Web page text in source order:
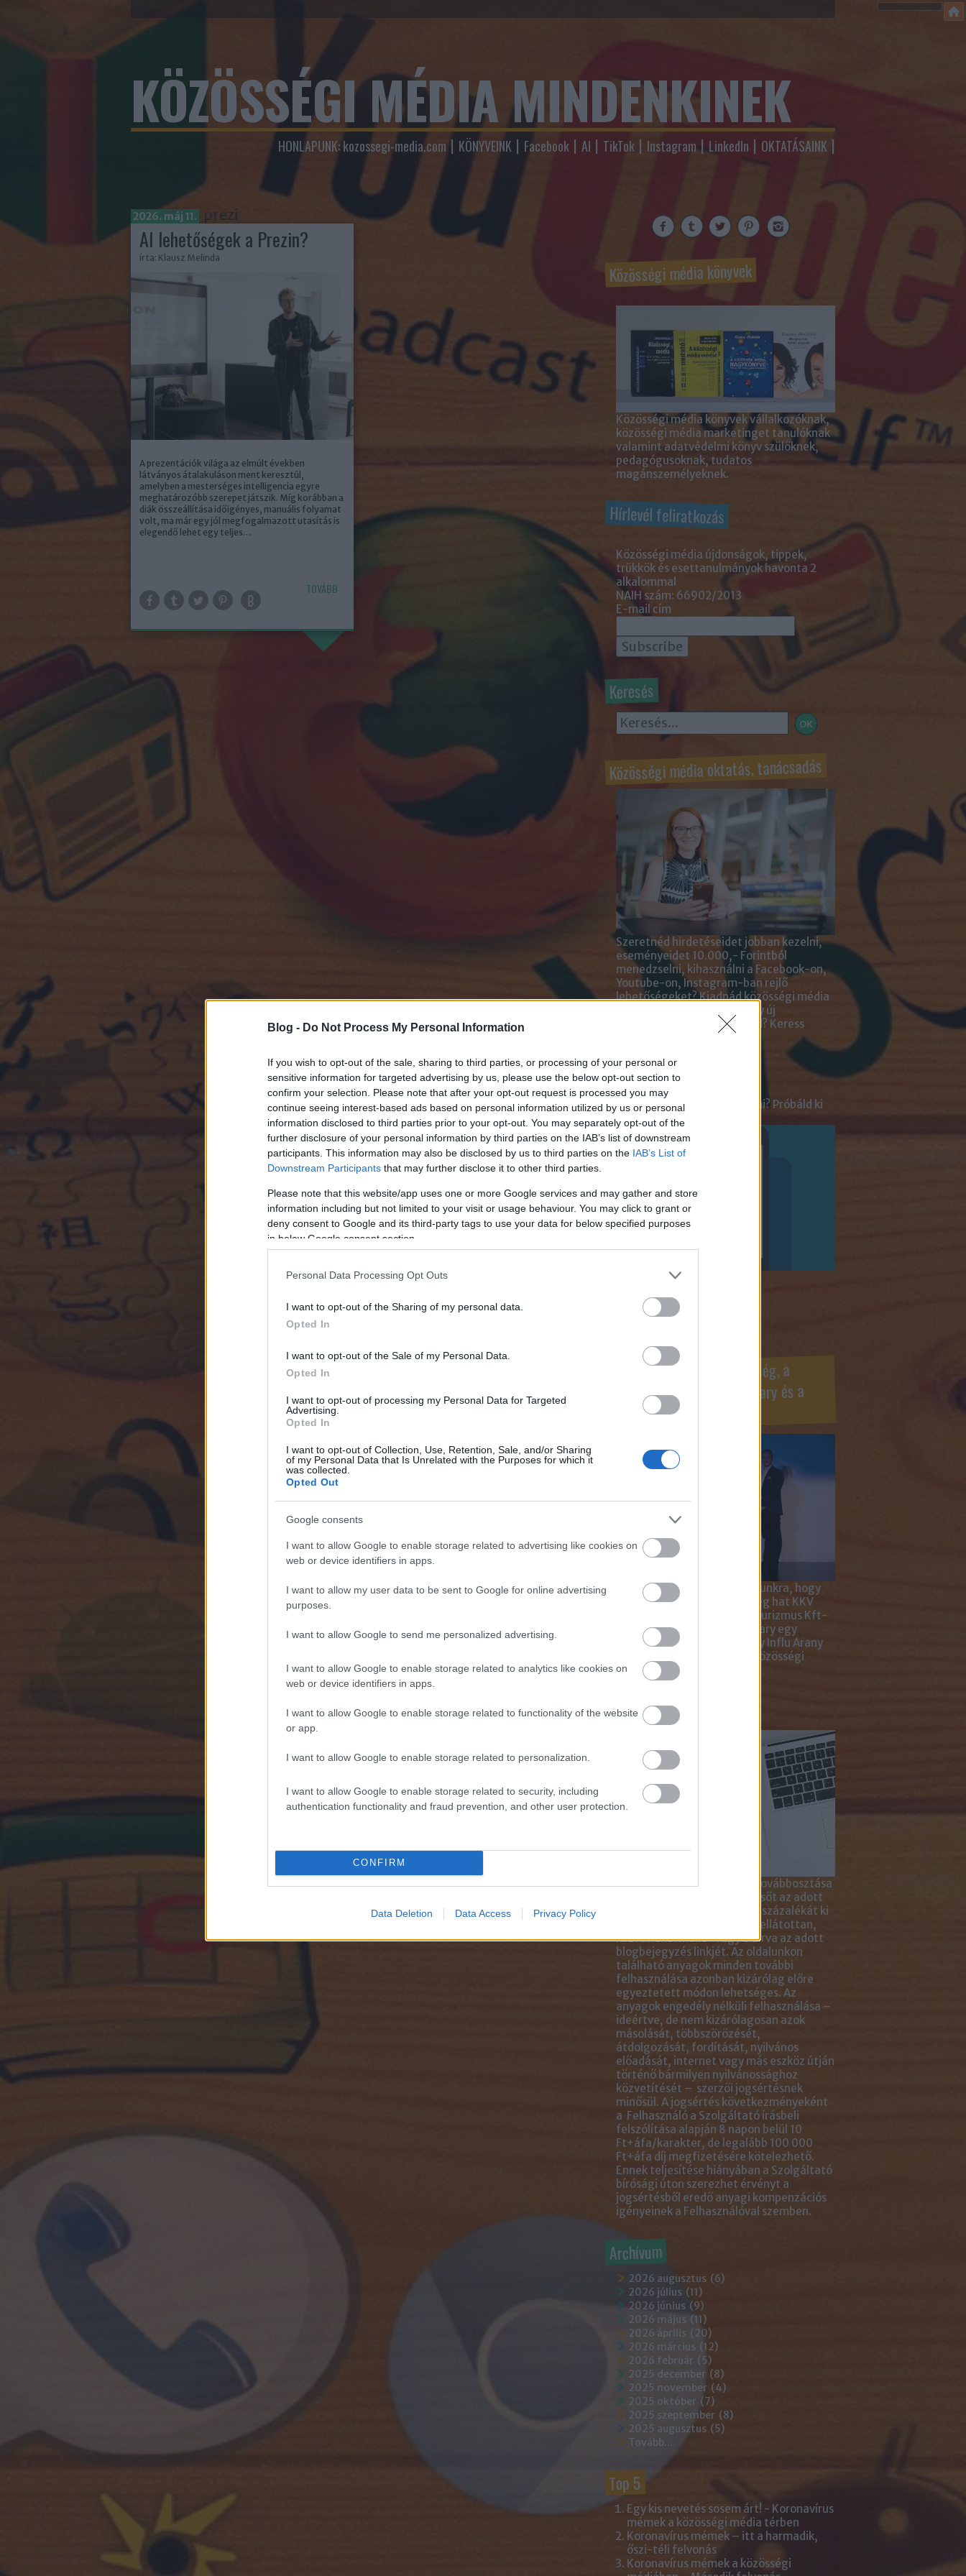
Blog - Do Not Process My Personal Information
If you wish to opt-out of the sale, sharing to third parties, or processing of your personal or
sensitive information for targeted advertising by us, please use the below opt-out section to
confirm your selection. Please note that after your opt-out request is processed you may
continue seeing interest-based ads based on personal information utilized by us or personal
information disclosed to third parties prior to your opt-out. You may separately opt-out of the
further disclosure of your personal information by third parties on the IAB’s list of downstream
participants. This information may also be disclosed by us to third parties on the IAB’s List of
Downstream Participants that may further disclose it to other third parties.
Please note that this website/app uses one or more Google services and may gather and store
information including but not limited to your visit or usage behaviour. You may click to grant or
deny consent to Google and its third-party tags to use your data for below specified purposes
in below Google consent section.
Personal Data Processing Opt Outs
I want to opt-out of the Sharing of my personal data.
Opted In
I want to opt-out of the Sale of my Personal Data.
Opted In
I want to opt-out of processing my Personal Data for Targeted
Advertising.
Opted In
I want to opt-out of Collection, Use, Retention, Sale, and/or Sharing
of my Personal Data that Is Unrelated with the Purposes for which it
was collected.
Opted Out
Google consents
I want to allow Google to enable storage related to advertising like cookies on
web or device identifiers in apps.
I want to allow my user data to be sent to Google for online advertising
purposes.
I want to allow Google to send me personalized advertising.
I want to allow Google to enable storage related to analytics like cookies on
web or device identifiers in apps.
I want to allow Google to enable storage related to functionality of the website
or app.
I want to allow Google to enable storage related to personalization.
I want to allow Google to enable storage related to security, including
authentication functionality and fraud prevention, and other user protection.
CONFIRM
Data Deletion Data Access Privacy Policy
KÖZÖSSÉGI MÉDIA MINDENKINEK
HONLAPUNK: kozossegi-media.com KÖNYVEINK Facebook AI TikTok Instagram LinkedIn OKTATÁSAINK
Címkék» prezi
2026. máj 11.
AI lehetőségek a Prezin?
írta: Klausz Melinda
A prezentációk világa az elmúlt években
látványos átalakuláson ment keresztül,
amelyben a mesterséges intelligencia egyre
meghatározóbb szerepet játszik. Míg korábban a
diák összeállítása időigényes, manuális folyamat
volt, ma már egy jól megfogalmazott utasítás is
elegendő lehet egy teljes…
TOVÁBB
Közösségi média könyvek
Közösségi média könyvek vállalkozóknak,
közösségi média marketinget tanulóknak
valamint adatvédelmi könyv szülőknek,
pedagógusoknak, tudatos
magánszemélyeknek.
Hírlevél feliratkozás
Közösségi média újdonságok, tippek,
trükkök és esettanulmányok havonta 2
alkalommal
NAIH szám: 66902/2013
E-mail cím
Keresés
Közösségi média oktatás, tanácsadás
Szeretnéd hirdetéseidet jobban kezelni,
eseményeidet 10.000,- Forintból
menedzselni, kihasználni a Facebook-on,
Youtube-on, Instagram-ban rejlő
lehetőségeket? Kiadnád közösségi média
oldalai kezelését? Netán egy új
alkalmazásra van szükséged? Keress
Chatbot
Szeretnél velünk beszélgetni? Próbáld ki
Messenger Chatbotunkat!
Facebook oldaldoboz
Magyar Marketing Szövetség, a
KREATÍV, az Internet Hungary és a
turizmus szakma díjai
Nagy megtiszteltetés számunkra, hogy
Magyar Marketing Szövetség hat KKV
Marketing Gyémánt Díjjal, Turizmus Kft-
től 5 díjjal, az Internet Hungary egy
fődíjjal, a KREATÍV pedig egy Influ Arany
díjjal tüntette ki cégünket közösségi
média kampányaiért.
Így használd cikkeinket...
Az anyagok linkkel történő továbbosztása
természetesen lehetséges, sőt az adott
blogcikkben lévő tartalom 5 százalékát ki
is másolhatod idézőjelekkel ellátottan,
közvetlenül mellé- vagy aláírva az adott
blogbejegyzés linkjét. Az oldalunkon
található anyagok minden további
felhasználása azonban kizárólag előre
egyeztetett módon lehetséges. Az
anyagok engedély nélküli felhasználása –
ideértve, de nem kizárólagosan azok
másolását, többszörözését,
átdolgozását, fordítását, nyilvános
előadását, internet vagy más eszköz útján
történő bármilyen nyilvánossághoz
közvetítését – szerzői jogsértésnek
minősül. A jogsértés következményeként
a Felhasználó a Szolgáltató írásbeli
felszólítása alapján 8 napon belül 10
Ft+áfa/karakter, de legalább 100 000
Ft+áfa díj megfizetésére kötelezhető.
Ennek teljesítése hiányában a Szolgáltató
bírósági úton szerezhet érvényt a
jogsértésből eredő anyagi kompenzációs
igényeinek a Felhasználóval szemben.
Archívum
2026 augusztus (6)
2026 július (11)
2026 június (9)
2026 május (11)
2026 április (20)
2026 március (12)
2026 február (5)
2025 december (8)
2025 november (4)
2025 október (7)
2025 szeptember (8)
2025 augusztus (5)
Tovább...
Top 5
Egy kis nevetés sosem árt! - Koronavírus
mémek a közösségi média térben
Koronavírus mémek – itt a harmadik,
őszi-téli felvonás
Koronavírus mémek a közösségi